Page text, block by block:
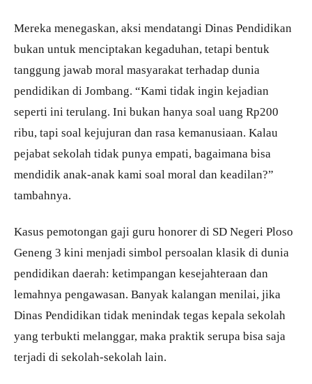
Mereka menegaskan, aksi mendatangi Dinas Pendidikan
bukan untuk menciptakan kegaduhan, tetapi bentuk
tanggung jawab moral masyarakat terhadap dunia
pendidikan di Jombang. “Kami tidak ingin kejadian
seperti ini terulang. Ini bukan hanya soal uang Rp200
ribu, tapi soal kejujuran dan rasa kemanusiaan. Kalau
pejabat sekolah tidak punya empati, bagaimana bisa
mendidik anak-anak kami soal moral dan keadilan?”
tambahnya.
Kasus pemotongan gaji guru honorer di SD Negeri Ploso
Geneng 3 kini menjadi simbol persoalan klasik di dunia
pendidikan daerah: ketimpangan kesejahteraan dan
lemahnya pengawasan. Banyak kalangan menilai, jika
Dinas Pendidikan tidak menindak tegas kepala sekolah
yang terbukti melanggar, maka praktik serupa bisa saja
terjadi di sekolah-sekolah lain.